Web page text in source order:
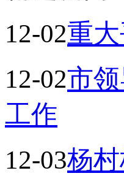
12-02重
12-02市
工作
12-03杨